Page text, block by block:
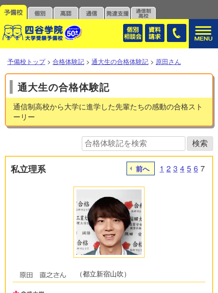
予備校トップ > 合格体験記 > 通大生の合格体験記 > 原田さん
通大生の合格体験記
通信制高校から大学に進学した先輩たちの感動の合格スト
ーリー
私立理系 前へ 1 2 3 4 5 6 7
（都立新宿山吹）